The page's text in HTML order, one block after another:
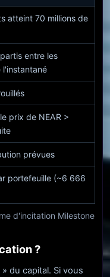
d'incitation Milestone
atteint 70 millions de
entre les
prix de NEAR >
prévues
portefeuille (~6 666
?
du capital. Si vous